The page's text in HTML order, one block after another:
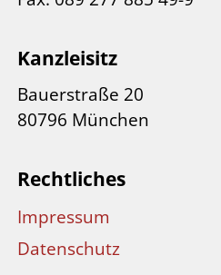
Kanzleisitz
Bauerstraße 20
80796 München
Rechtliches
Impressum
Datenschutz